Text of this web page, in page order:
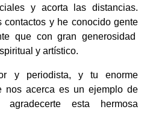
y acorta las distancias.
contactos y he conocido gente
que con gran generosidad
y artístico.
y periodista, y tu enorme
nos acerca es un ejemplo de
esta hermosa